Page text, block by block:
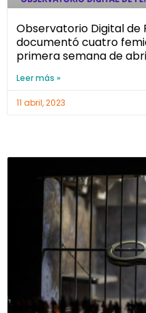
Observatorio Digital de
documentó cuatro
primera semana de
Leer más »
11 abril, 2023